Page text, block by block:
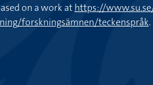
on a work athttps://
forskningsämnen/teckenspråk.